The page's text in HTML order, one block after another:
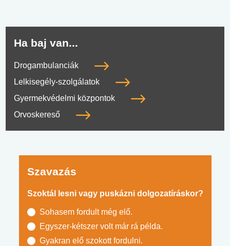
Ha baj van...
Drogambulanciák
Lelkisegély-szolgálatok
Gyermekvédelmi központok
Orvoskereső
Szavazás
Szoktál lesni vagy puskázni dolgozatíráskor?
Sohasem fordult még elő.
Egyszer-kétszer volt már rá példa.
Gyakran elő szokott fordulni.